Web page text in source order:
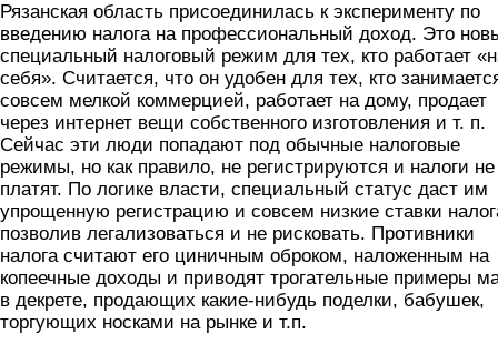
Рязанская область присоединилась к эксперименту по
введению налога на профессиональный доход. Это
специальный налоговый режим для тех, кто работает
себя». Считается, что он удобен для тех, кто
совсем мелкой коммерцией, работает на дому, продает
через интернет вещи собственного изготовления и т. п.
Сейчас эти люди попадают под обычные налоговые
режимы, но как правило, не регистрируются и налоги не
платят. По логике власти, специальный статус даст им
упрощенную регистрацию и совсем низкие ставки
позволив легализоваться и не рисковать. Противники
налога считают его циничным оброком, наложенным на
копеечные доходы и приводят трогательные примеры
в декрете, продающих какие-нибудь поделки, бабушек,
торгующих носками на рынке и т.п.